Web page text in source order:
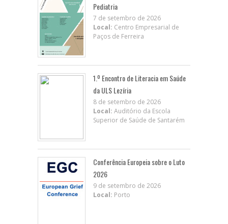
Pediatria
7 de setembro de 2026
Local: Centro Empresarial de
Paços de Ferreira
1.º Encontro de Literacia em Saúde
da ULS Lezíria
8 de setembro de 2026
Local: Auditório da Escola
Superior de Saúde de Santarém
Conferência Europeia sobre o Luto
2026
9 de setembro de 2026
Local: Porto